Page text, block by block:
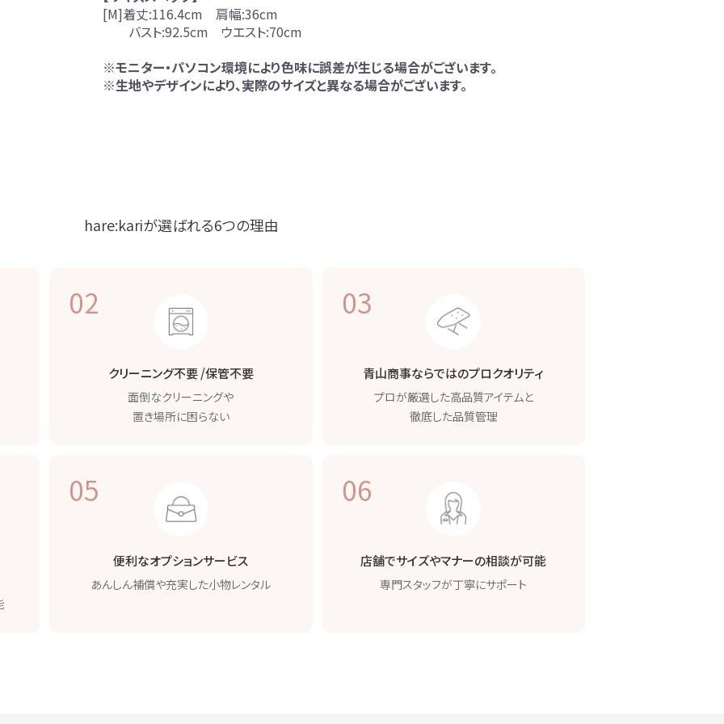
[M]着丈:116.4cm 肩幅:36cm
バスト:92.5cm ウエスト:70cm
※モニター・パソコン環境により色味に誤差が生じる場合がございます。
※生地やデザインにより、実際のサイズと異なる場合がございます。
hare:kariが選ばれる6つの理由
02
クリーニング不要 /保管不要
面倒なクリーニングや
置き場所に困らない
03
青山商事ならではのプロクオリティ
プロが厳選した高品質アイテムと
徹底した品質管理
05
便利なオプションサービス
あんしん補償や充実した小物レンタル
06
店舗でサイズやマナーの相談が可能
専門スタッフが丁寧にサポート